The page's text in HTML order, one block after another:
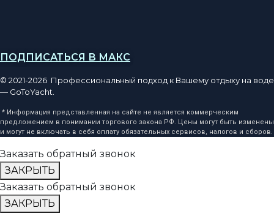
ПОДПИСАТЬСЯ В МАКС
© 2021-2026 Профессиональный подход к Вашему отдыху на воде
— GoToYacht.
* Информация представленная на сайте не является коммерческим
предложением в понимании торгового закона РФ. Цены могут быть изменены
и могут не включать в себя оплату обязательных сервисов, налогов и сборов.
Заказать обратный звонок
ЗАКРЫТЬ
Заказать обратный звонок
ЗАКРЫТЬ